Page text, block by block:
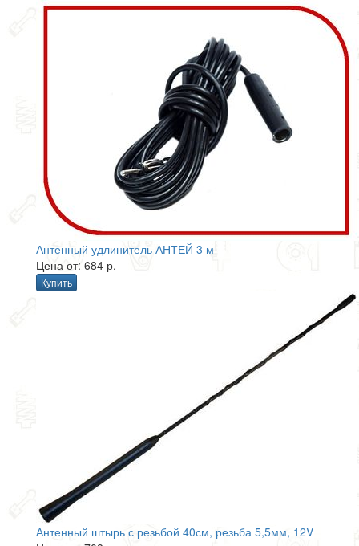
Антенный удлинитель АНТЕЙ 3 м
Цена от: 684 р.
Купить
Антенный штырь с резьбой 40см, резьба 5,5мм, 12V